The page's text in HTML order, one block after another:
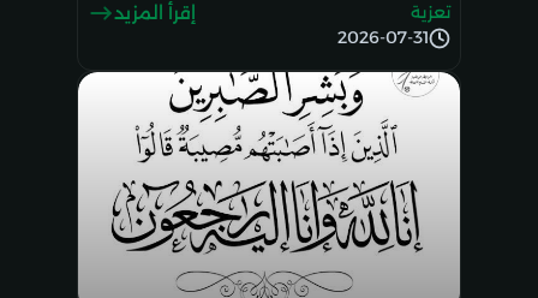
2026-07-31
تعزية إقرأ المزيد